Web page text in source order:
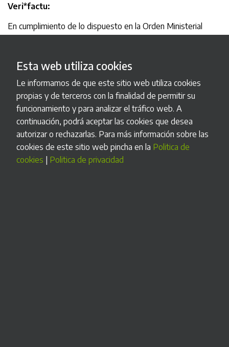
Veri*factu:
En cumplimiento de lo dispuesto en la Orden Ministerial
hace responsable como entidad productora del componente
principal del Sistema Informático de Facturación (SIF) SIF
Siteco, del cumplimiento con lo dispuesto en el artículo 29.2.j)
de la Ley 58/2003, de 17 de diciembre, General Tributaria,
en el Reglamento que establece los requisitos que deben
adoptar los sistemas y programas informáticos o
electrónicos que soporten los procesos de facturación de
empresarios y profesionales, y la estandarización de
formatos de los registros de facturación, aprobado por el
Esta web utiliza cookies
Le informamos de que este sitio web utiliza cookies
propias y de terceros con la finalidad de permitir su
funcionamiento y para analizar el tráfico web. A
continuación, podrá aceptar las cookies que desea
autorizar o rechazarlas. Para más información sobre las
cookies de este sitio web pincha en la Politica de
cookies | Politica de privacidad